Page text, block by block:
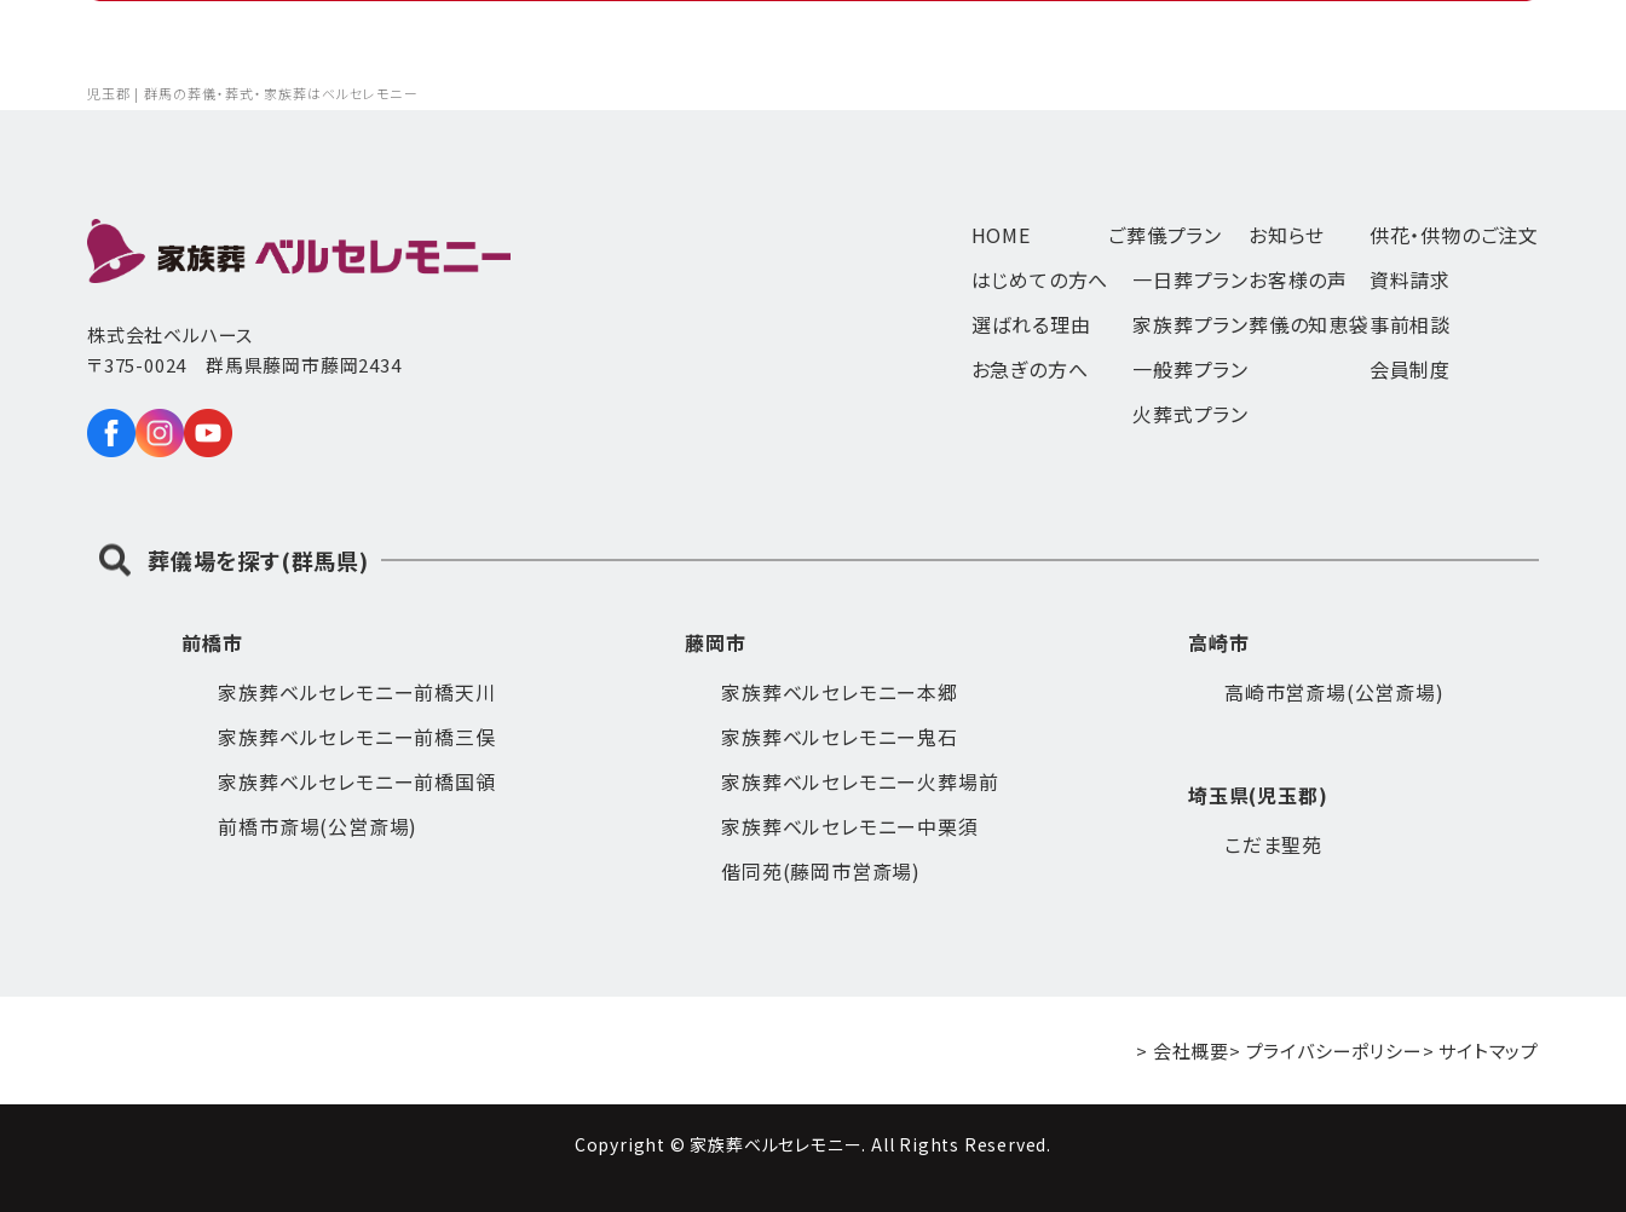
児玉郡 | 群馬の葬儀・葬式・家族葬はベルセレモニー
株式会社ベルハース
〒375-0024 群馬県藤岡市藤岡2434
HOME
はじめての方へ
選ばれる理由
お急ぎの方へ
ご葬儀プラン
一日葬プラン
家族葬プラン
一般葬プラン
火葬式プラン
お知らせ
お客様の声
葬儀の知恵袋
供花・供物のご注文
資料請求
事前相談
会員制度
葬儀場を探す(群馬県)
前橋市
家族葬ベルセレモニー前橋天川
家族葬ベルセレモニー前橋三俣
家族葬ベルセレモニー前橋国領
前橋市斎場(公営斎場)
藤岡市
家族葬ベルセレモニー本郷
家族葬ベルセレモニー鬼石
家族葬ベルセレモニー火葬場前
家族葬ベルセレモニー中栗須
偕同苑(藤岡市営斎場)
高崎市
高崎市営斎場(公営斎場)
埼玉県(児玉郡)
こだま聖苑
> 会社概要> プライバシーポリシー> サイトマップ
Copyright © 家族葬ベルセレモニー. All Rights Reserved.